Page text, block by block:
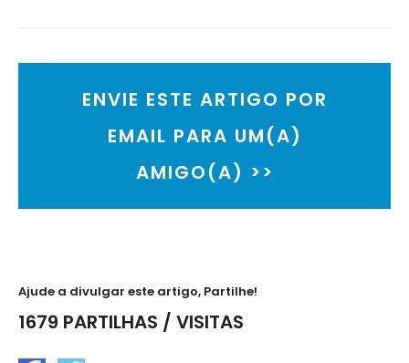
ENVIE ESTE ARTIGO POR
EMAIL PARA UM(A)
AMIGO(A) >>
Ajude a divulgar este artigo, Partilhe!
1679 PARTILHAS / VISITAS